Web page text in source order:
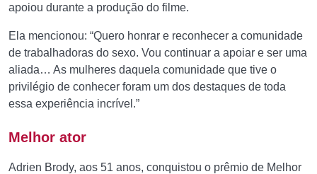
apoiou durante a produção do filme.
Ela mencionou: “Quero honrar e reconhecer a comunidade
de trabalhadoras do sexo. Vou continuar a apoiar e ser uma
aliada… As mulheres daquela comunidade que tive o
privilégio de conhecer foram um dos destaques de toda
essa experiência incrível.”
Melhor ator
Adrien Brody, aos 51 anos, conquistou o prêmio de Melhor